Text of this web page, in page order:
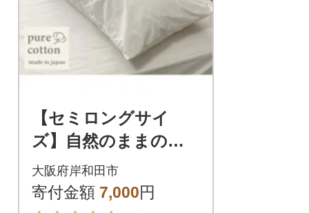
【セミロングサイ
ズ】自然のままのピ
ュアコットンまくら
カバー(43×90cm)キナ
大阪府岸和田市
寄付金額 7,000円